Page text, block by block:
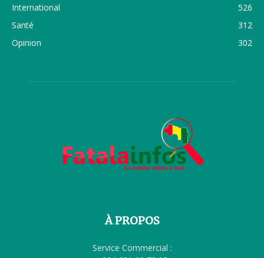
International
526
Santé
312
Opinion
302
À PROPOS
Service Commercial :